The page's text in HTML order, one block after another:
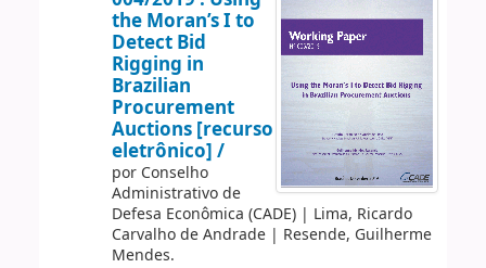
the Moran’s I to
Detect Bid
Rigging in
Brazilian
Procurement
Auctions [recurso
eletrônico] /
por Conselho
Administrativo de
Defesa Econômica (CADE)| Lima, Ricardo
Carvalho de Andrade| Resende, Guilherme
Mendes.